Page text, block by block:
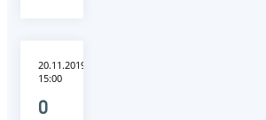
20.11.2019
15:00
О